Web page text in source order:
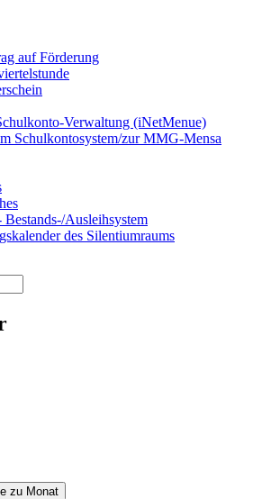
auf Förderung
Verwaltung (iNetMenue)
Schulkontosystem/zur MMG-Mensa
Ausleihsystem
des Silentiumraums
zu Monat